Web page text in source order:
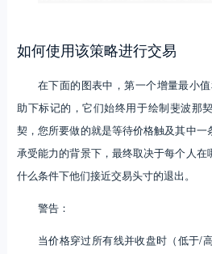
如何使用该策略进行交易
在下面的图表中，第一个增量最小
助下标记的，它们始终用于绘制斐波那
契，您所要做的就是等待价格触及其中
承受能力的背景下，最终取决于每个人
什么条件下他们接近交易头寸的退出。
警告：
当价格穿过所有线并收盘时（低于/